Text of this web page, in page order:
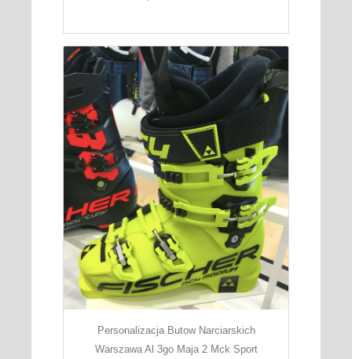
Personalizacja Butow Narciarskich
Warszawa Al 3go Maja 2 Mck Sport